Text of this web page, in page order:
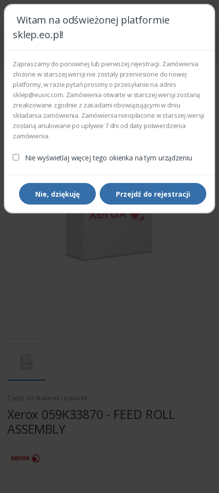
Witam na odświeżonej platformie
sklep.eo.pl!
Zapraszamy do ponownej lub pierwszej rejestracji. Zamówienia
złożone w starszej wersji nie zostały przeniesione do nowej
platformy, w razie pytań prosimy o przesyłanie na adres
sklep@euvic.com. Zamówienia otwarte w starszej wersji zostaną
zrealizowane zgodnie z zasadami obowiązującymi w dniu
składania zamówienia. Zamówienia nieopłacone w starszej wersji
zostaną anulowane po upływie 7 dni od daty potwierdzenia
zamówienia.
Nie wyświetlaj więcej tego okienka na tym urządzeniu
Nie, dziękuję Przejdź do rejestracji
Strona główna Części zamienne
Części do drukarek i kopiarek
Xerox 059K33870 - FEED ROLL
ASSEMBLY